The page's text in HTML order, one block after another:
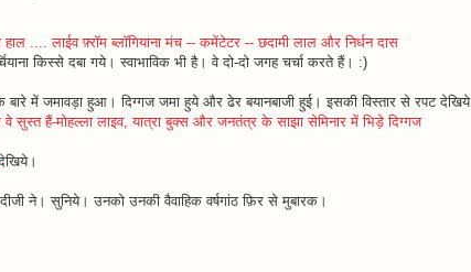
हाल .... लाईव फ़्रॉम ब्लॉगियाना मंच -- कमेंटेटर -- छदामी लाल और निर्धन दास
किस्से दबा गये। स्वाभाविक भी है। वे दो-दो जगह चर्चा करते हैं। :)
बारे में जमावड़ा हुआ। दिग्गज जमा हुये और ढेर बयानबाजी हुई। इसकी विस्तार से रपट देखिये
सुस्‍त हैं-मोहल्‍ला लाइव, यात्रा बुक्‍स और जनतंत्र के साझा सेमिनार में भिड़े दिग्‍गज
ने। सुनिये। उनको उनकी वैवाहिक वर्षगांठ फ़िर से मुबारक।